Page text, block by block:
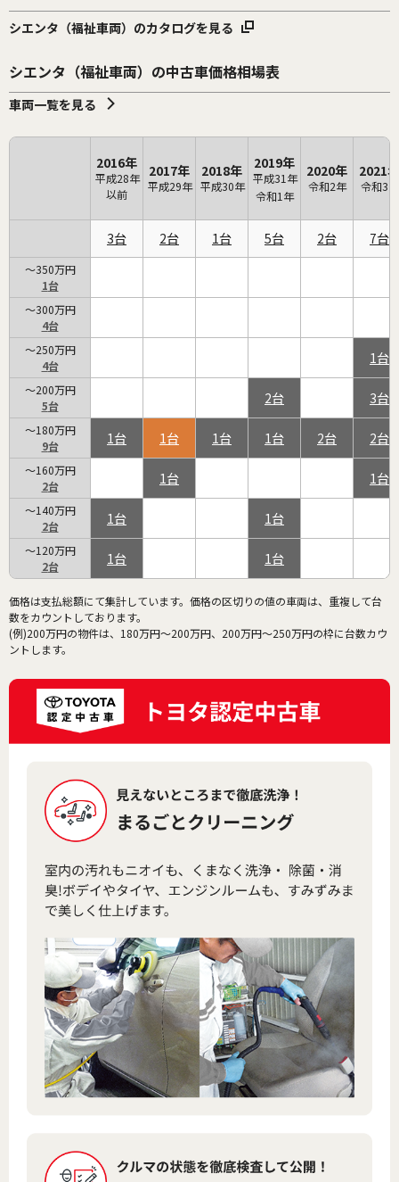
シエンタ（福祉車両）のカタログを見る
シエンタ（福祉車両）の中古車価格相場表
車両一覧を見る
2016年
平成28年
以前
2017年
平成29年
2018年
平成30年
2019年
平成31年
令和1年
2020年
令和2年
2021年
令和3年
3 2 1 5 2 7
～350万円
1
～300万円
4
～250万円
4
1
～200万円
5
2 3
～180万円
9
1 1 1 1 2 2
～160万円
2
1 1
～140万円
2
1 1
～120万円
2
1 1
価格は支払総額にて集計しています。価格の区切りの値の車両は、重複して台
数をカウントしております。
(例)200万円の物件は、180万円～200万円、200万円～250万円の枠に台数カウ
ントします。